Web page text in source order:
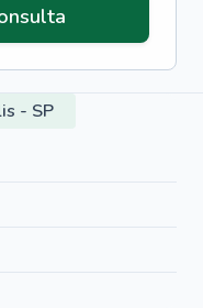
- SP